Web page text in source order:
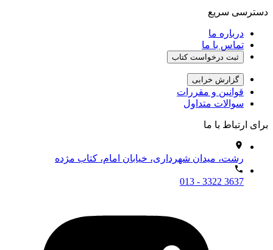
دسترسی سریع
درباره ما
تماس با ما
ثبت درخواست کتاب
گزارش خرابی
قوانین و مقررات
سوالات متداول
برای ارتباط با ما
رشت، میدان شهرداری، خیابان امام، کتاب مژده
013 - 3322 3637